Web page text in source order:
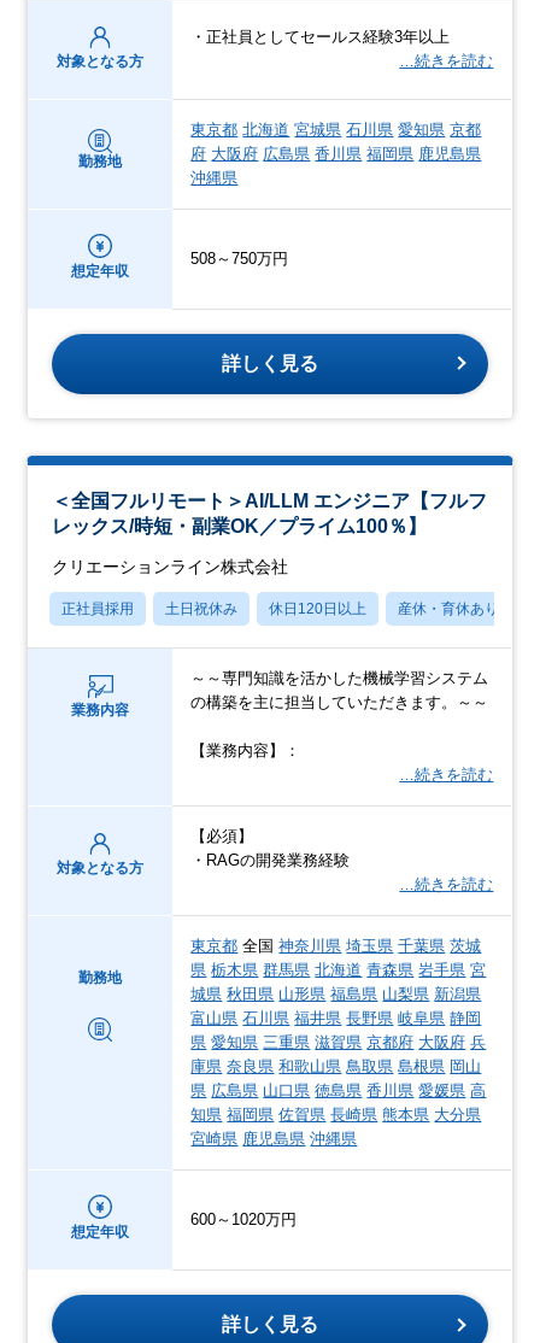
対象となる方
・正社員としてセールス経験3年以上
…続きを読む
勤務地
東京都 北海道 宮城県 石川県 愛知県 京都
府 大阪府 広島県 香川県 福岡県 鹿児島県
沖縄県
想定年収
508～750万円
詳しく見る
＜全国フルリモート＞AI/LLM エンジニア【フルフ
レックス/時短・副業OK／プライム100％】
クリエーションライン株式会社
正社員採用 土日祝休み 休日120日以上 産休・育休あり
業務内容
～～専門知識を活かした機械学習システム
の構築を主に担当していただきます。～～
【業務内容】：
…続きを読む
対象となる方
【必須】
・RAGの開発業務経験
…続きを読む
勤務地
東京都 全国神奈川県 埼玉県 千葉県 茨城
県 栃木県 群馬県 北海道 青森県 岩手県 宮
城県 秋田県 山形県 福島県 山梨県 新潟県
富山県 石川県 福井県 長野県 岐阜県 静岡
県 愛知県 三重県 滋賀県 京都府 大阪府 兵
庫県 奈良県 和歌山県 鳥取県 島根県 岡山
県 広島県 山口県 徳島県 香川県 愛媛県 高
知県 福岡県 佐賀県 長崎県 熊本県 大分県
宮崎県 鹿児島県 沖縄県
想定年収
600～1020万円
詳しく見る